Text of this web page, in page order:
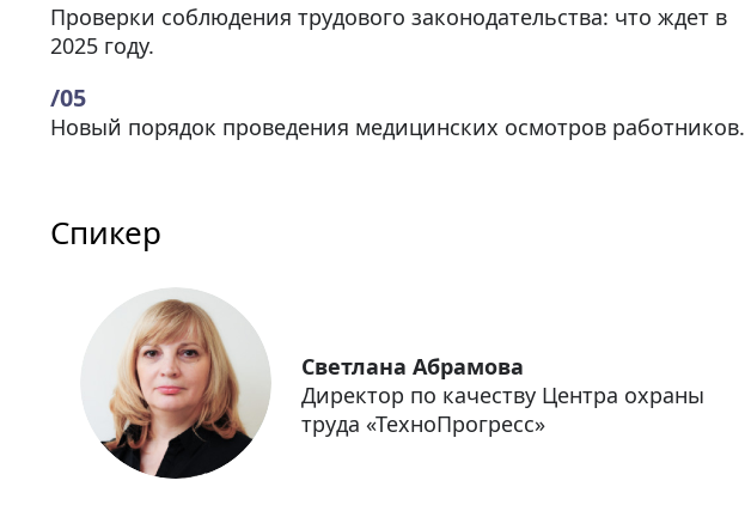
Проверки соблюдения трудового законодательства: что ждет в
2025 году.
Новый порядок проведения медицинских осмотров работников.
Спикер
Светлана Абрамова
Директор по качеству Центра охраны
труда «ТехноПрогресс»